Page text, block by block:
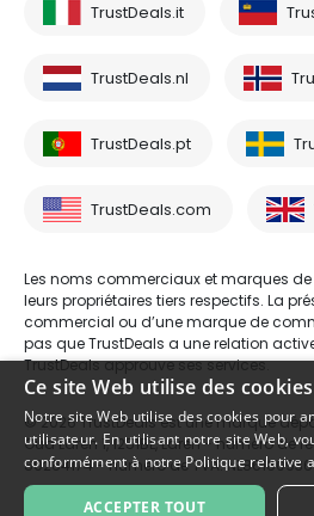
TrustDeals.it
TrustDeals.nl
TrustDeals.pt
TrustDeals.com
Les noms commerciaux et marques
leurs propriétaires tiers respectifs. La
commercial ou d’une marque de
pas que TrustDeals a une relation
TrustDeals approuve ses services.
© 2026 TrustDeals est une marque
Oud Laren 1, 1251BL, Laren - numéro
80264174 - numéro de TVA:
Ce site Web utilise des cookies
Notre site Web utilise des cookies pour
utilisateur. En utilisant notre site Web,
conformément à notre Politique relative
ACCEPTER TOUT